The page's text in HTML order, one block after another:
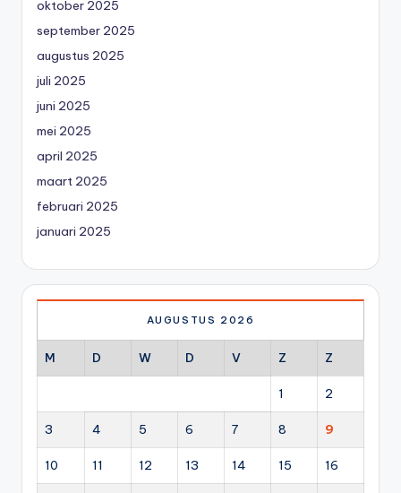
oktober 2025
september 2025
augustus 2025
juli 2025
juni 2025
mei 2025
april 2025
maart 2025
februari 2025
januari 2025
AUGUSTUS 2026
M D W D V Z Z
1 2
3 4 5 6 7 8 9
10 11 12 13 14 15 16